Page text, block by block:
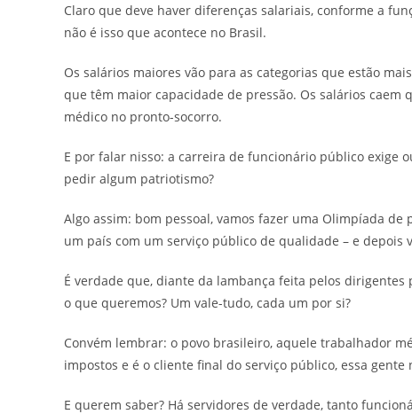
Claro que deve haver diferenças salariais, conforme a
não é isso que acontece no Brasil.
Os salários maiores vão para as categorias que estão
que têm maior capacidade de pressão. Os salários
médico no pronto-socorro.
E por falar nisso: a carreira de funcionário público exige
pedir algum patriotismo?
Algo assim: bom pessoal, vamos fazer uma Olimpíada
um país com um serviço público de qualidade – e depois
É verdade que, diante da lambança feita pelos
o que queremos? Um vale-tudo, cada um por si?
Convém lembrar: o povo brasileiro, aquele trabalhador
impostos e é o cliente final do serviço público, essa gente
E querem saber? Há servidores de verdade, tanto